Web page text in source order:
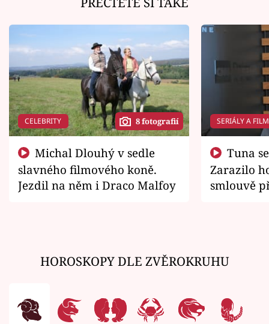
CELEBRITY 8 fotografií
slavného filmového koně.
Jezdil na něm i Draco Malfoy
SERIÁLY A
Zarazilo
smlouvě
HOROSKOPY DLE ZVĚROKRUHU